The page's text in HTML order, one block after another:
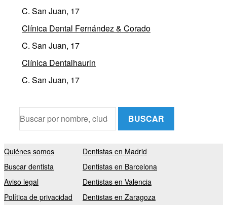
C. San Juan, 17
Clínica Dental Fernández & Corado
C. San Juan, 17
Clínica Dentalhaurin
C. San Juan, 17
BUSCAR
Quiénes somos
Buscar dentista
Aviso legal
Política de privacidad
Dentistas en Madrid
Dentistas en Barcelona
Dentistas en Valencia
Dentistas en Zaragoza